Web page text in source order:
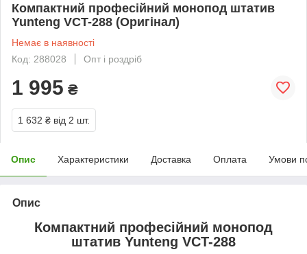
Компактний професійний монопод штатив
Yunteng VCT-288 (Оригінал)
Немає в наявності
Код: 288028
Опт і роздріб
1 995 ₴
1 632 ₴ від 2 шт.
Опис Характеристики Доставка Оплата Умови
Опис
Компактний професійний монопод
штатив Yunteng VCT-288